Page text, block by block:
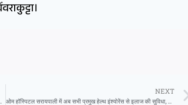
से खिलवाड़ मंजूर नहीं’
NEXT
ओम हॉस्पिटल सरायपाली में अब सभी प्रमुख हेल्थ इंश्योरेंस से इलाज की सुविधा, हर मरीज के लिए स्वास्थ्य सेवाएँ हुईं और भी आसान